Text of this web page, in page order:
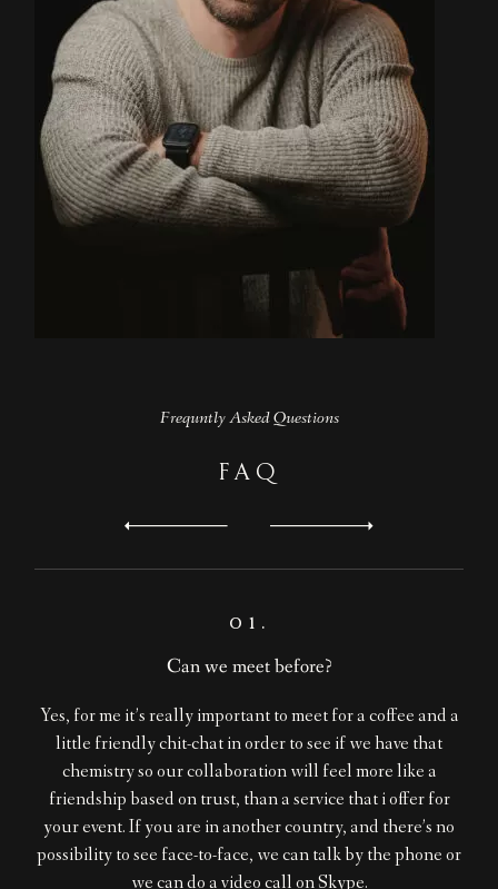
Frequntly Asked Questions
FAQ
01.
Can we meet before?
Yes, for me it’s really important to meet for a coffee and a
little friendly chit-chat in order to see if we have that
chemistry so our collaboration will feel more like a
friendship based on trust, than a service that i offer for
your event. If you are in another country, and there’s no
possibility to see face-to-face, we can talk by the phone or
we can do a video call on Skype.
Couples
Weddings
Stories
Contact
EN
RO